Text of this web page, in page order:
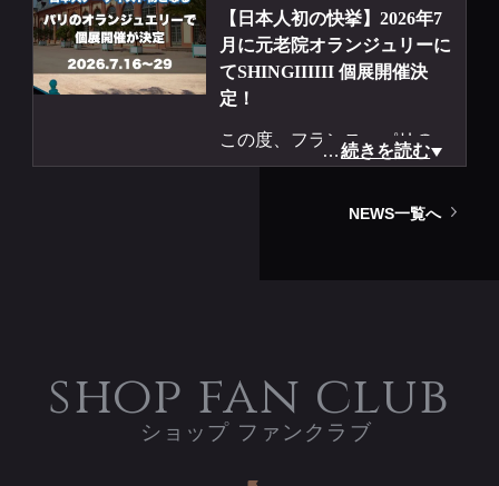
ースに掲載されました。
このように多くの方々にご注
ます。
いる皆様へ、心より感謝申し
ail/c7ed47bfbad41bafdecfd0
548d4107d9dba976fe
【日本人初の快挙】2026年7
月に元老院オランジュリーに
てSHINGIIIIII 個展開催決
定！
この度、フランス・パリのリ
ュクサンブール公園内
すべての皆様に、心より感謝
申し上げます。
引き続き、温かいご支援を賜
続きを読む
NEWS一覧へ
shop fan club